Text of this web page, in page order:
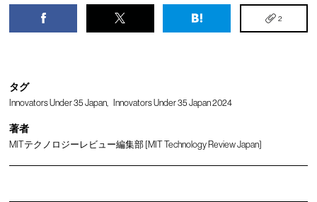
2
タグ
Innovators Under 35 Japan Innovators Under 35 Japan 2024
著者
MITテクノロジーレビュー編集部 [MIT Technology Review Japan]